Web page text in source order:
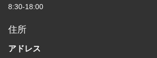
8:30-18:00
住所
アドレス